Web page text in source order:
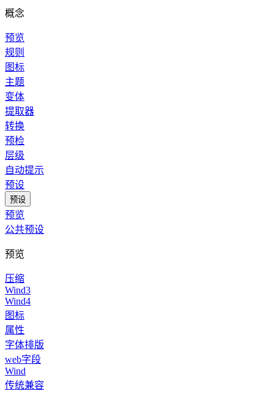
概念
预览
规则
图标
主题
变体
提取器
转换
预检
层级
自动提示
预设
预设
预览
公共预设
预览
压缩
Wind3
Wind4
图标
属性
字体排版
web字段
Wind
传统兼容